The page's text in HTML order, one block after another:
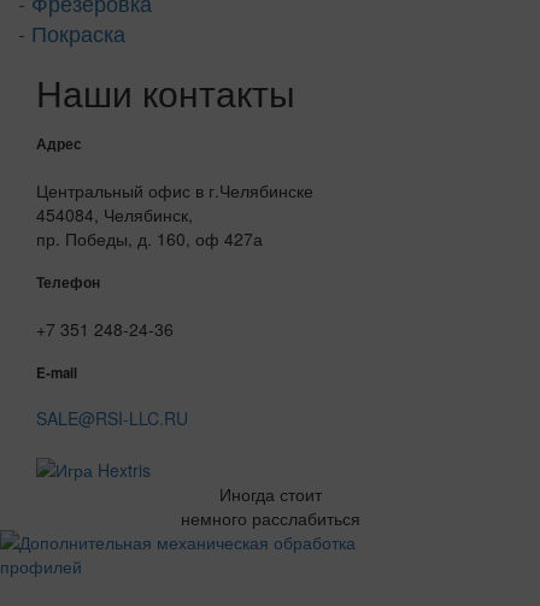
- Покраска
Наши контакты
Адрес
Центральный офис в г.Челябинске
454084, Челябинск,
пр. Победы, д. 160, оф 427а
Телефон
+7 351 248-24-36
E-mail
SALE@RSI-LLC.RU
Иногда стоит
немного расслабиться